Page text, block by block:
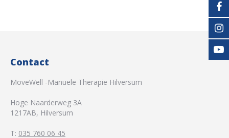
Contact
MoveWell -Manuele Therapie Hilversum
Hoge Naarderweg 3A
1217AB, Hilversum
T: 035 760 06 45